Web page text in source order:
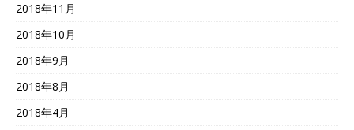
2018年11月
2018年10月
2018年9月
2018年8月
2018年4月